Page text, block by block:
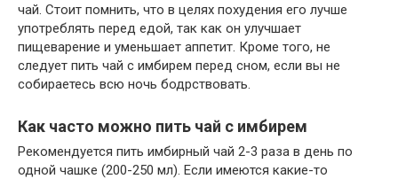
чай. Стоит помнить, что в целях похудения его лучше
употреблять перед едой, так как он улучшает
пищеварение и уменьшает аппетит. Кроме того, не
следует пить чай с имбирем перед сном, если вы не
собираетесь всю ночь бодрствовать.
Как часто можно пить чай с имбирем
Рекомендуется пить имбирный чай 2-3 раза в день по
одной чашке (200-250 мл). Если имеются какие-то